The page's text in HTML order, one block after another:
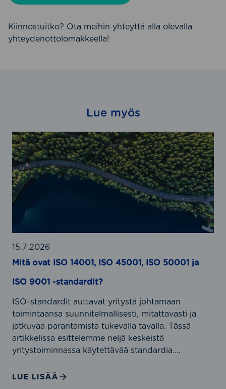
Kiinnostuitko? Ota meihin yhteyttä alla olevalla
yhteydenottolomakkeella!
Lue myös
M
i
t
ä
o
v
I
S
O
4
0
1
,
I
S
4
15.7.2026
Mitä ovat ISO 14001, ISO 45001, ISO 50001 ja
ISO 9001 -standardit?
ISO-standardit auttavat yritystä johtamaan
toimintaansa suunnitelmallisesti, mitattavasti ja
jatkuvaa parantamista tukevalla tavalla. Tässä
artikkelissa esittelemme neljä keskeistä
yritystoiminnassa käytettävää standardia....
LUE LISÄÄ